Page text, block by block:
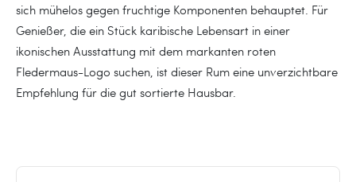
sich mühelos gegen fruchtige Komponenten behauptet. Für
Genießer, die ein Stück karibische Lebensart in einer
ikonischen Ausstattung mit dem markanten roten
Fledermaus-Logo suchen, ist dieser Rum eine unverzichtbare
Empfehlung für die gut sortierte Hausbar.